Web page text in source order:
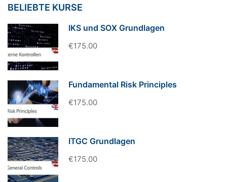
BELIEBTE KURSE
IKS und SOX Grundlagen
€175.00
Fundamental Risk Principles
€175.00
ITGC Grundlagen
€175.00